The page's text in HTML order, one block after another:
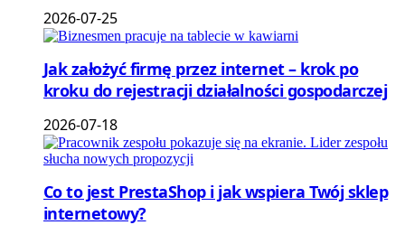
2026-07-25
Jak założyć firmę przez internet – krok po
kroku do rejestracji działalności gospodarczej
2026-07-18
Co to jest PrestaShop i jak wspiera Twój sklep
internetowy?